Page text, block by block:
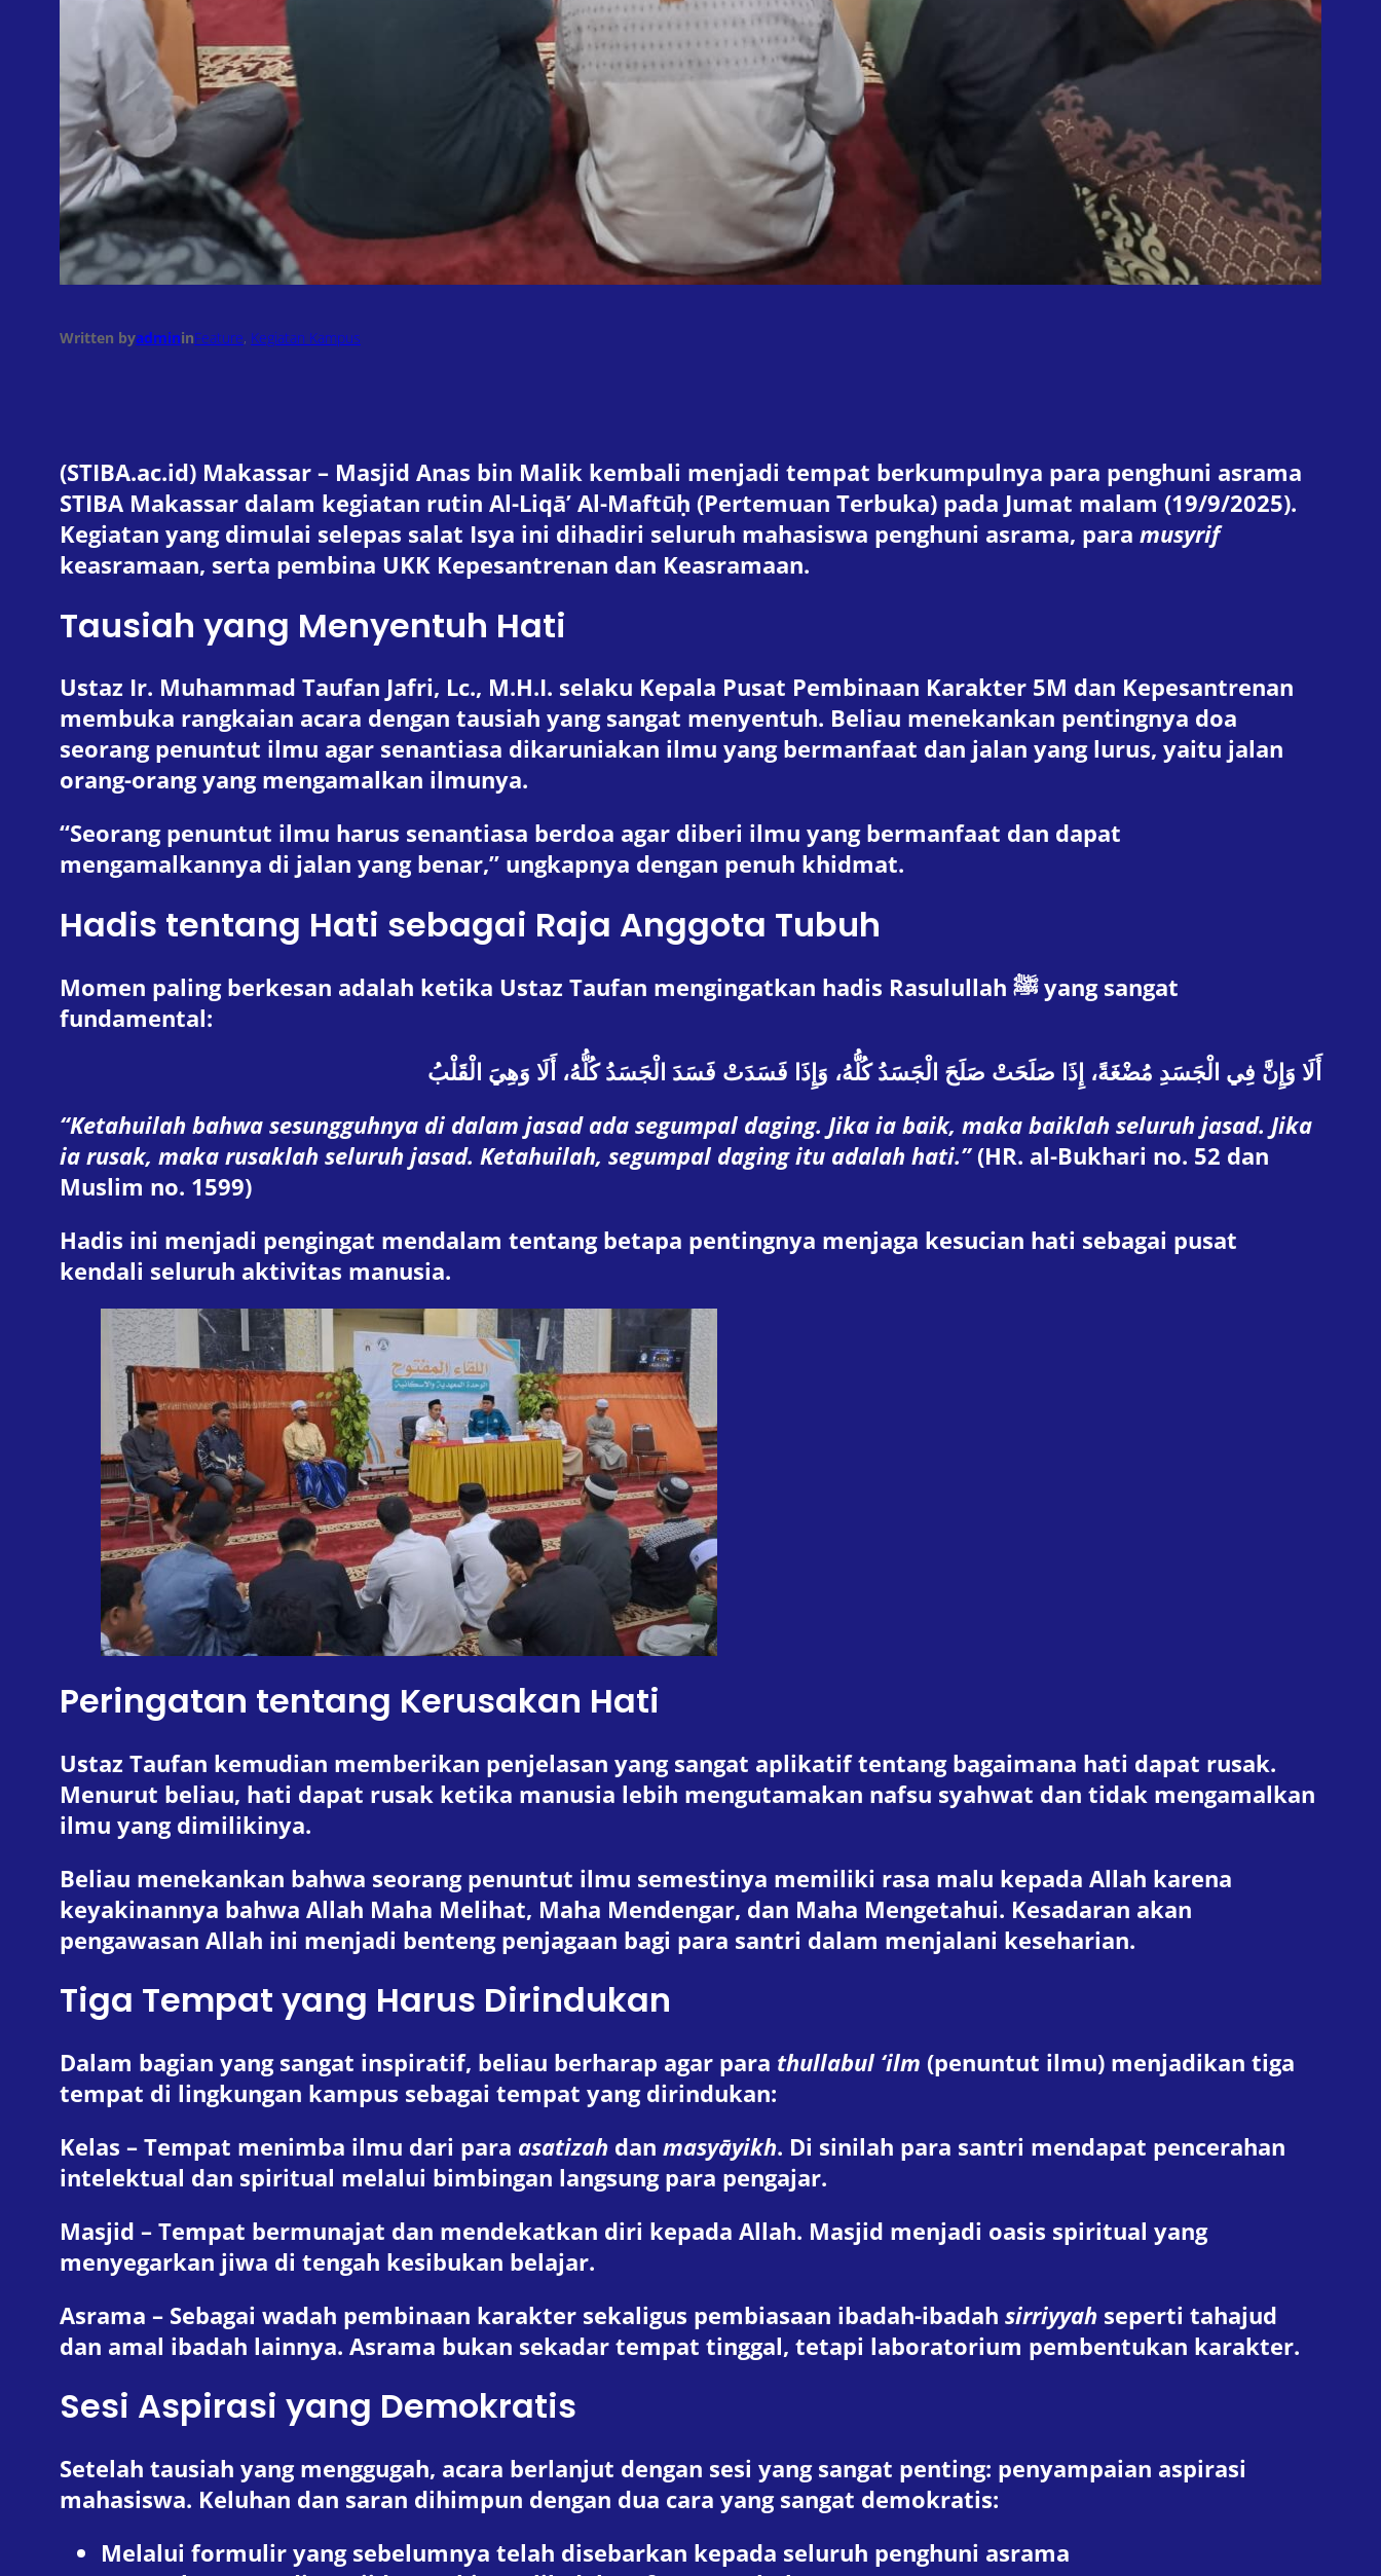
Written byadmininFeature, Kegiatan Kampus
(STIBA.ac.id) Makassar – Masjid Anas bin Malik kembali menjadi tempat berkumpulnya para penghuni asrama
STIBA Makassar dalam kegiatan rutin Al-Liqā’ Al-Maftūḥ (Pertemuan Terbuka) pada Jumat malam (19/9/2025).
Kegiatan yang dimulai selepas salat Isya ini dihadiri seluruh mahasiswa penghuni asrama, para musyrif
keasramaan, serta pembina UKK Kepesantrenan dan Keasramaan.
Tausiah yang Menyentuh Hati
Ustaz Ir. Muhammad Taufan Jafri, Lc., M.H.I. selaku Kepala Pusat Pembinaan Karakter 5M dan Kepesantrenan
membuka rangkaian acara dengan tausiah yang sangat menyentuh. Beliau menekankan pentingnya doa
seorang penuntut ilmu agar senantiasa dikaruniakan ilmu yang bermanfaat dan jalan yang lurus, yaitu jalan
orang-orang yang mengamalkan ilmunya.
“Seorang penuntut ilmu harus senantiasa berdoa agar diberi ilmu yang bermanfaat dan dapat
mengamalkannya di jalan yang benar,” ungkapnya dengan penuh khidmat.
Hadis tentang Hati sebagai Raja Anggota Tubuh
Momen paling berkesan adalah ketika Ustaz Taufan mengingatkan hadis Rasulullah ﷺ yang sangat
fundamental:
أَلَا وَإِنَّ فِي الْجَسَدِ مُضْغَةً، إِذَا صَلَحَتْ صَلَحَ الْجَسَدُ كُلُّهُ، وَإِذَا فَسَدَتْ فَسَدَ الْجَسَدُ كُلُّهُ، أَلَا وَهِيَ الْقَلْبُ
“Ketahuilah bahwa sesungguhnya di dalam jasad ada segumpal daging. Jika ia baik, maka baiklah seluruh jasad. Jika
ia rusak, maka rusaklah seluruh jasad. Ketahuilah, segumpal daging itu adalah hati.”(HR. al-Bukhari no. 52 dan
Muslim no. 1599)
Hadis ini menjadi pengingat mendalam tentang betapa pentingnya menjaga kesucian hati sebagai pusat
kendali seluruh aktivitas manusia.
Peringatan tentang Kerusakan Hati
Ustaz Taufan kemudian memberikan penjelasan yang sangat aplikatif tentang bagaimana hati dapat rusak.
Menurut beliau, hati dapat rusak ketika manusia lebih mengutamakan nafsu syahwat dan tidak mengamalkan
ilmu yang dimilikinya.
Beliau menekankan bahwa seorang penuntut ilmu semestinya memiliki rasa malu kepada Allah karena
keyakinannya bahwa Allah Maha Melihat, Maha Mendengar, dan Maha Mengetahui. Kesadaran akan
pengawasan Allah ini menjadi benteng penjagaan bagi para santri dalam menjalani keseharian.
Tiga Tempat yang Harus Dirindukan
Dalam bagian yang sangat inspiratif, beliau berharap agar para thullabul ‘ilm (penuntut ilmu) menjadikan tiga
tempat di lingkungan kampus sebagai tempat yang dirindukan:
Kelas – Tempat menimba ilmu dari para asatizah dan masyāyikh. Di sinilah para santri mendapat pencerahan
intelektual dan spiritual melalui bimbingan langsung para pengajar.
Masjid – Tempat bermunajat dan mendekatkan diri kepada Allah. Masjid menjadi oasis spiritual yang
menyegarkan jiwa di tengah kesibukan belajar.
Asrama – Sebagai wadah pembinaan karakter sekaligus pembiasaan ibadah-ibadah sirriyyah seperti tahajud
dan amal ibadah lainnya. Asrama bukan sekadar tempat tinggal, tetapi laboratorium pembentukan karakter.
Sesi Aspirasi yang Demokratis
Setelah tausiah yang menggugah, acara berlanjut dengan sesi yang sangat penting: penyampaian aspirasi
mahasiswa. Keluhan dan saran dihimpun dengan dua cara yang sangat demokratis:
Melalui formulir yang sebelumnya telah disebarkan kepada seluruh penghuni asrama